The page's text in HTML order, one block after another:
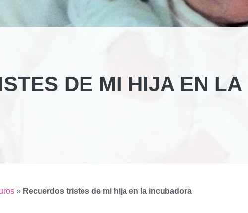
DE MI HIJA EN LA
» Recuerdos tristes de mi hija en la incubadora